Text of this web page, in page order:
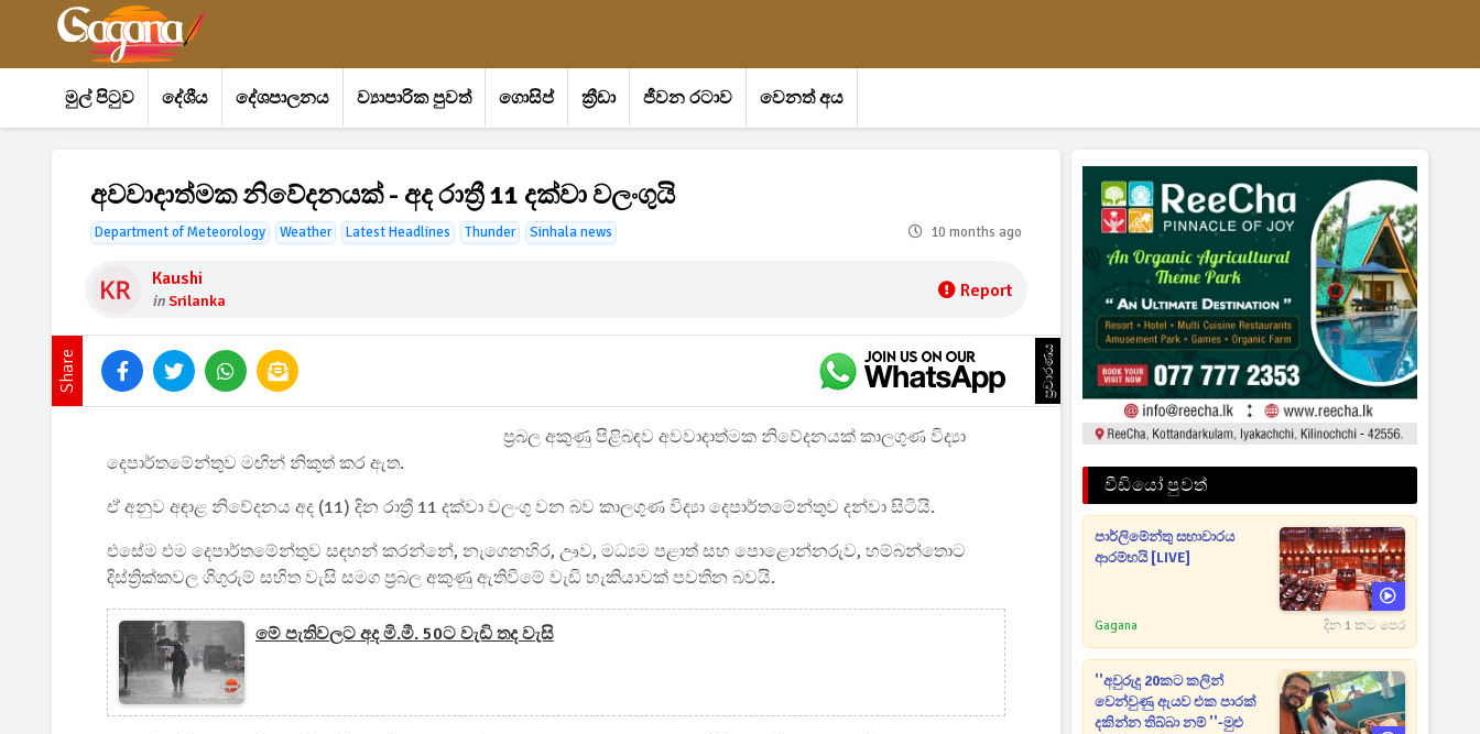
මුල් පිටුව දේශීය දේශපාලනය ව්‍යාපාරික පුවත් ගොසිප් ක්‍රීඩා ජීවන රටාව වෙනත් අය
අවවාදාත්මක නිවේදනයක් - අද රාත්‍රී 11 දක්වා වලංගුයි
Department of Meteorology Weather Latest Headlines Thunder Sinhala news 10 months ago
Kaushi
inSrilanka Report
Share ප්‍රචාරණය
ප්‍රබල අකුණු පිළිබඳව අවවාදාත්මක නිවේදනයක් කාලගුණ විද්‍යා
දෙපාර්තමේන්තුව මඟින් නිකුත් කර ඇත.
ඒ අනුව අඳාළ නිවේදනය අද (11) දින රාත්‍රී 11 දක්වා වලංගු වන බව කාලගුණ විද්‍යා දෙපාර්තමේන්තුව දන්වා සිටියි.
එසේම එම දෙපාර්තමේන්තුව සඳහන් කරන්නේ, නැගෙනහිර, ඌව, මධ්‍යම පළාත් සහ පොළොන්නරුව, හම්බන්තොට
දිස්ත්‍රික්කවල ගිගුරුම් සහිත වැසි සමග ප්‍රබල අකුණු ඇතිවීමේ වැඩි හැකියාවක් පවතින බවයි.
මේ පැතිවලට අද මි.මී. 50ට වැඩි තද වැසි
වීඩියෝ පුවත්
පාර්ලිමේන්තු සභාවාරය
ආරම්භයි [LIVE]
Gagana දින 1 කට පෙර
''අවුරුදු 20කට කලින්
වෙන්වුණු ඇයව එක පාරක්
දකින්න තිබ්බා නම් ''-මුළු